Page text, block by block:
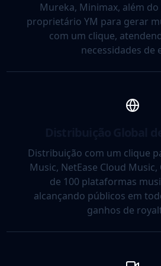
Mureka, Minimax, além
proprietário YM para gerar
com um clique,
necessidades de
Distribuição com um clique
Music, NetEase Cloud
de 100 plataformas
alcançando públicos em
ganhos de